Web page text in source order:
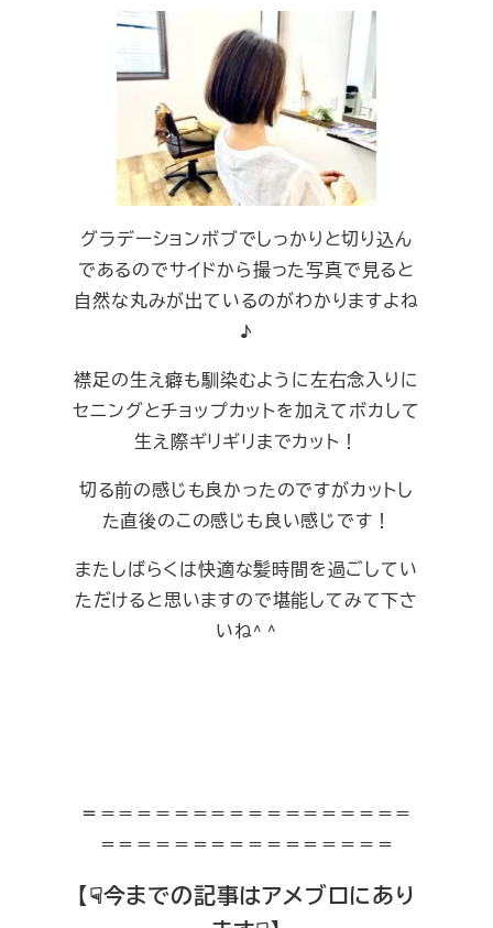
グラデーションボブでしっかりと切り込ん
であるのでサイドから撮った写真で見ると
自然な丸みが出ているのがわかりますよね
♪
襟足の生え癖も馴染むように左右念入りに
セニングとチョップカットを加えてボカして
生え際ギリギリまでカット！
切る前の感じも良かったのですがカットし
た直後のこの感じも良い感じです！
またしばらくは快適な髪時間を過ごしてい
ただけると思いますので堪能してみて下さ
いね^ ^
＝ ＝＝＝＝＝＝＝＝＝＝＝＝＝＝＝＝＝
＝＝＝＝＝＝＝＝＝＝＝＝＝＝＝＝
【☟今までの記事はアメブロにあり